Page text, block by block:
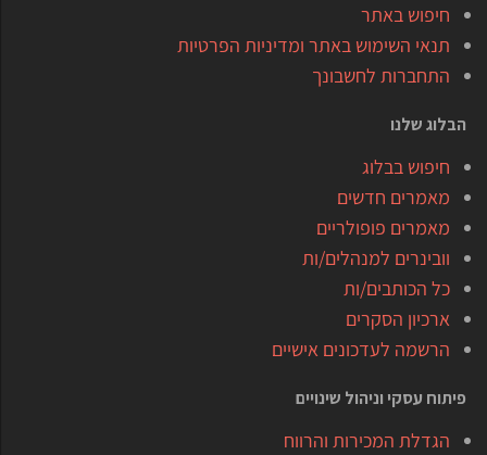
חיפוש באתר
תנאי השימוש באתר ומדיניות הפרטיות
התחברות לחשבונך
הבלוג שלנו
חיפוש בבלוג
מאמרים חדשים
מאמרים פופולריים
וובינרים למנהלים/ות
כל הכותבים/ות
ארכיון הסקרים
הרשמה לעדכונים אישיים
פיתוח עסקי וניהול שינויים
הגדלת המכירות והרווח